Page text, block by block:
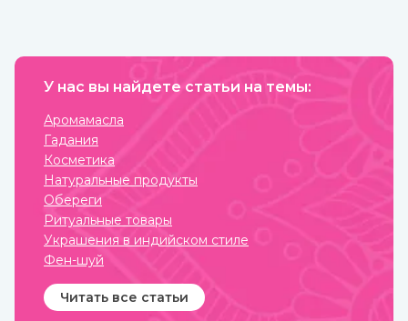
выздоравливающие вновь
продолжаться до
У нас вы найдете статьи на темы:
Аромамасла
Гадания
Косметика
Натуральные продукты
Обереги
Ритуальные товары
Украшения в индийском стиле
Фен-шуй
Читать все статьи